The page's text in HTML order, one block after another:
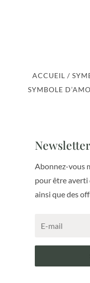
ACCUEIL /
SYMBOLE
Newsletter
Abonnez-vous
pour être averti
ainsi que des